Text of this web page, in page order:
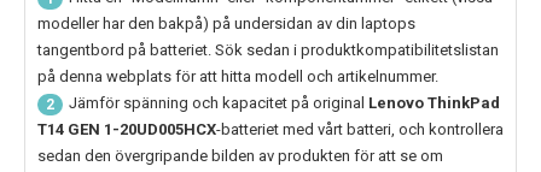
modeller har den bakpå) på undersidan av din laptops
tangentbord på batteriet. Sök sedan i produktkompatibilitetslistan
på denna webplats för att hitta modell och artikelnummer.
2 Jämför spänning och kapacitet på original Lenovo ThinkPad
T14 GEN 1-20UD005HCX-batteriet med vårt batteri, och kontrollera
sedan den övergripande bilden av produkten för att se om